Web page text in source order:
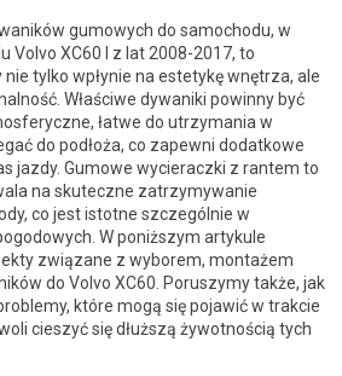
gumowych do samochodu, w
Volvo XC60 I z lat 2008-2017, to
tylko wpłynie na estetykę wnętrza, ale
Właściwe dywaniki powinny być
łatwe do utrzymania w
do podłoża, co zapewni dodatkowe
jazdy. Gumowe wycieraczki z rantem to
na skuteczne zatrzymywanie
co jest istotne szczególnie w
W poniższym artykule
związane z wyborem, montażem
do Volvo XC60. Poruszymy także, jak
które mogą się pojawić w trakcie
cieszyć się dłuższą żywotnością tych